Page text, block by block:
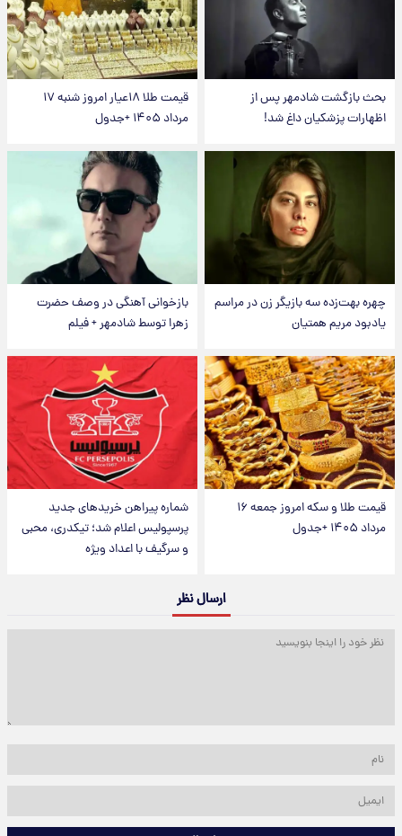
بحث بازگشت شادمهر پس از
اظهارات پزشکیان داغ شد!
قیمت طلا ۱۸عیار امروز شنبه ۱۷
مرداد ۱۴۰۵ +جدول
چهره بهت‌زده سه بازیگر زن در مراسم
یادبود مریم همتیان
بازخوانی آهنگی در وصف حضرت
زهرا توسط شادمهر + فیلم
قیمت طلا و سکه امروز جمعه ۱۶
مرداد ۱۴۰۵ +جدول
شماره پیراهن خریدهای جدید
پرسپولیس اعلام شد؛ تیکدری، محبی
و سرگیف با اعداد ویژه
ارسال نظر